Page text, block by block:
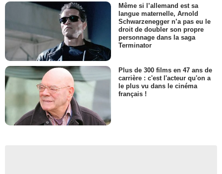
Même si l’allemand est sa
langue maternelle, Arnold
Schwarzenegger n’a pas eu le
droit de doubler son propre
personnage dans la saga
Terminator
Plus de 300 films en 47 ans de
carrière : c'est l'acteur qu'on a
le plus vu dans le cinéma
français !